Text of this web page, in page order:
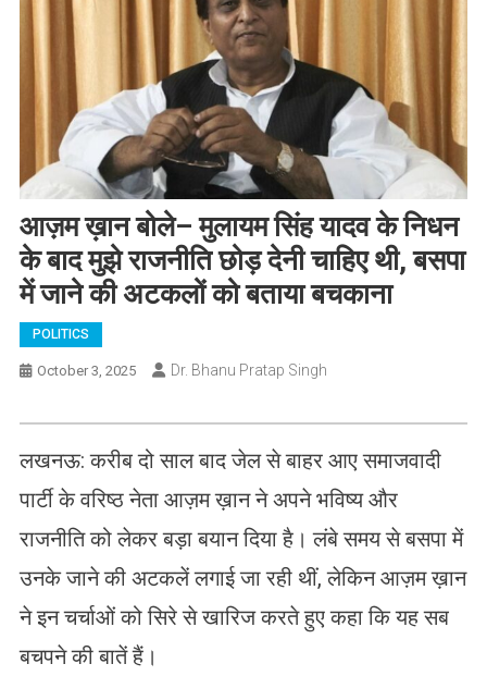
आज़म ख़ान बोले– मुलायम सिंह यादव के निधन
के बाद मुझे राजनीति छोड़ देनी चाहिए थी, बसपा
में जाने की अटकलों को बताया बचकाना
POLITICS
October 3, 2025 Dr. Bhanu Pratap Singh
लखनऊ: करीब दो साल बाद जेल से बाहर आए समाजवादी
पार्टी के वरिष्ठ नेता आज़म ख़ान ने अपने भविष्य और
राजनीति को लेकर बड़ा बयान दिया है। लंबे समय से बसपा में
उनके जाने की अटकलें लगाई जा रही थीं, लेकिन आज़म ख़ान
ने इन चर्चाओं को सिरे से खारिज करते हुए कहा कि यह सब
बचपने की बातें हैं।